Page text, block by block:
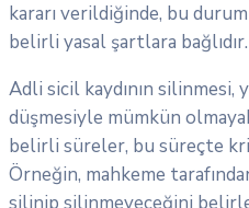
kararı verildiğinde, bu
belirli yasal şartlara bağlıdır.
Adli sicil kaydının silinmesi,
düşmesiyle mümkün
belirli süreler, bu süreçte
Örneğin, mahkeme